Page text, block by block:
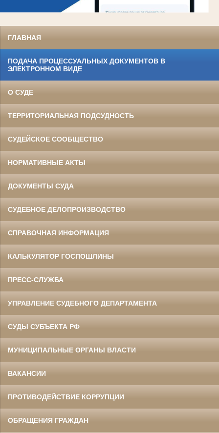
ГЛАВНАЯ
ПОДАЧА ПРОЦЕССУАЛЬНЫХ ДОКУМЕНТОВ В
ЭЛЕКТРОННОМ ВИДЕ
О СУДЕ
ТЕРРИТОРИАЛЬНАЯ ПОДСУДНОСТЬ
СУДЕЙСКОЕ СООБЩЕСТВО
НОРМАТИВНЫЕ АКТЫ
ДОКУМЕНТЫ СУДА
СУДЕБНОЕ ДЕЛОПРОИЗВОДСТВО
СПРАВОЧНАЯ ИНФОРМАЦИЯ
КАЛЬКУЛЯТОР ГОСПОШЛИНЫ
ПРЕСС-СЛУЖБА
УПРАВЛЕНИЕ СУДЕБНОГО ДЕПАРТАМЕНТА
СУДЫ СУБЪЕКТА РФ
МУНИЦИПАЛЬНЫЕ ОРГАНЫ ВЛАСТИ
ВАКАНСИИ
ПРОТИВОДЕЙСТВИЕ КОРРУПЦИИ
ОБРАЩЕНИЯ ГРАЖДАН